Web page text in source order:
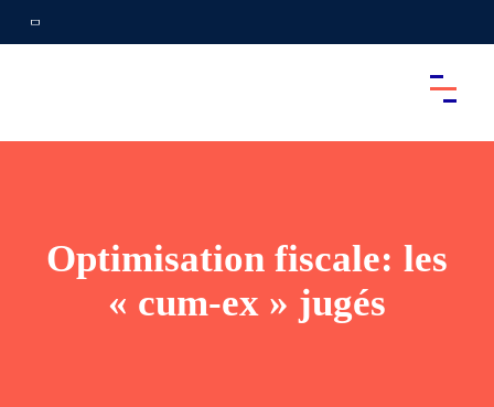
Optimisation fiscale: les
« cum-ex » jugés